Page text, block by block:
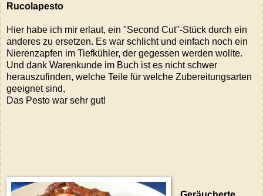
Rucolapesto
Hier habe ich mir erlaut, ein "Second Cut"-Stück durch ein
anderes zu ersetzen. Es war schlicht und einfach noch ein
Nierenzapfen im Tiefkühler, der gegessen werden wollte.
Und dank Warenkunde im Buch ist es nicht schwer
herauszufinden, welche Teile für welche Zubereitungsarten
geeignet sind,
Das Pesto war sehr gut!